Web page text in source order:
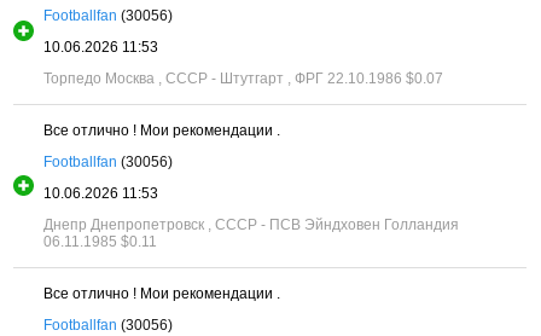
Footballfan (30056)
10.06.2026 11:53
Торпедо Москва , СССР - Штутгарт , ФРГ 22.10.1986 $0.07
Все отлично ! Мои рекомендации .
Footballfan (30056)
10.06.2026 11:53
Днепр Днепропетровск , СССР - ПСВ Эйндховен Голландия
06.11.1985 $0.11
Все отлично ! Мои рекомендации .
Footballfan (30056)